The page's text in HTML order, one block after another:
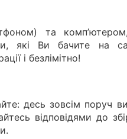
та
які Ви бачите на
і безлімітно!
десь зовсім поруч
відповідями до